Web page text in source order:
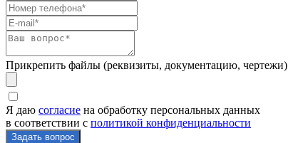
Прикрепить файлы (реквизиты, документацию, чертежи)
Я даю согласие на обработку персональных данных
в соответствии с политикой конфиденциальности